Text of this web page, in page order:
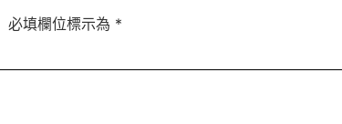
必填欄位標示為 *